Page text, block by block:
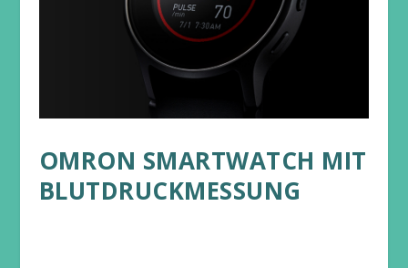
OMRON SMARTWATCH MIT
BLUTDRUCKMESSUNG